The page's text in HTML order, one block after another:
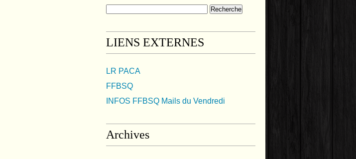
LIENS EXTERNES
LR PACA
FFBSQ
INFOS FFBSQ Mails du Vendredi
Archives